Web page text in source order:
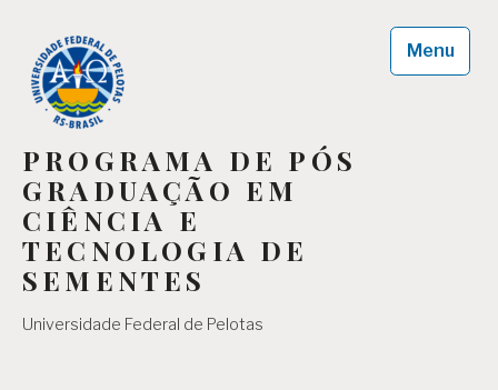
content
PROGRAMA DE PÓS
GRADUAÇÃO EM
CIÊNCIA E
TECNOLOGIA DE
SEMENTES
Universidade Federal de Pelotas
Menu